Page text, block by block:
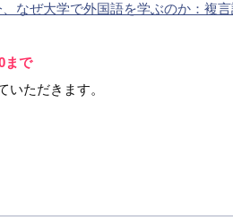
なぜ大学で外国語を学ぶのか：複
まで
ただきます。